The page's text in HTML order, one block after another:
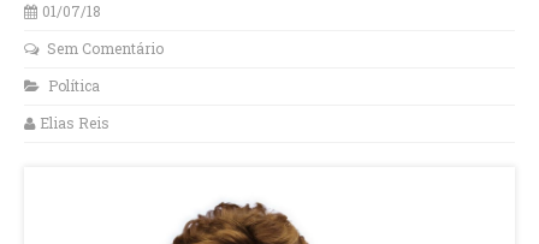
01/07/18
Sem Comentário
Política
Elias Reis